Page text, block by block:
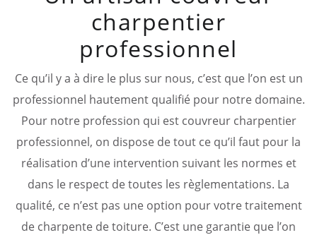
charpentier
professionnel
Ce qu’il y a à dire le plus sur nous, c’est que l’on est un
professionnel hautement qualifié pour notre domaine.
Pour notre profession qui est couvreur charpentier
professionnel, on dispose de tout ce qu’il faut pour la
réalisation d’une intervention suivant les normes et
dans le respect de toutes les règlementations. La
qualité, ce n’est pas une option pour votre traitement
de charpente de toiture. C’est une garantie que l’on